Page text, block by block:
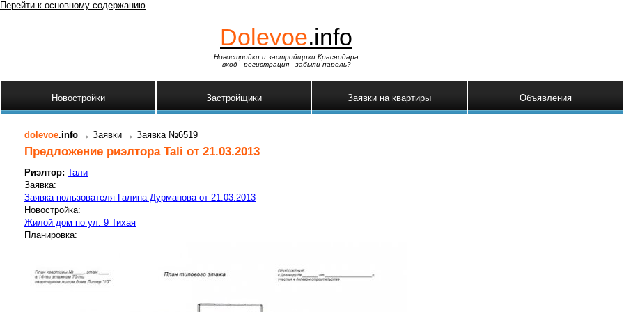
Перейти к основному содержанию
Dolevoe.info
Новостройки и застройщики Краснодара
вход- регистрация- забыли пароль?
Новостройки Застройщики Заявки на квартиры Объявления
dolevoe.info → Заявки → Заявка №6519
Предложение риэлтора Tali от 21.03.2013
Риэлтор: Тали
Заявка:
Заявка пользователя Галина Дурманова от 21.03.2013
Новостройка:
Жилой дом по ул. 9 Тихая
Планировка: